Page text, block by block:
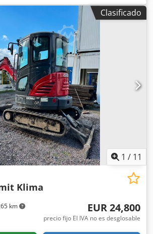
* Potencia del motor: 77 kW * Zapatas
rápido hidráulico Credpfx Ajy Rm H
Clasificado
1 / 11
km
mit Klima
EUR 24,800
precio fijo El IVA no es desglosable